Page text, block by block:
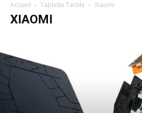
Accueil Tablette Tactile Xiaomi
XIAOMI